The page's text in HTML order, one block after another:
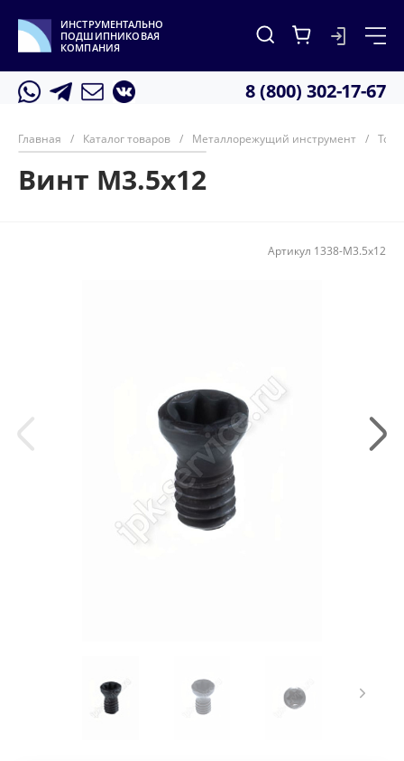
ИНСТРУМЕНТАЛЬНО
ПОДШИПНИКОВАЯ
КОМПАНИЯ
8 (800) 302-17-67
Главная / Каталог товаров / Металлорежущий инструмент /
Винт M3.5x12
Артикул 1338-M3.5x12